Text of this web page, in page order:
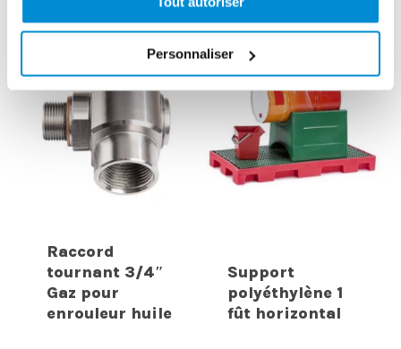
Personnaliser
Raccord
tournant 3/4″
Gaz pour
enrouleur huile
Support
polyéthylène 1
fût horizontal